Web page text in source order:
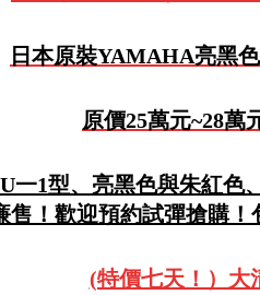
日本原裝YAMAHA亮黑
原價25萬元~28萬
一1型、亮黑色與朱紅
售！歡迎預約試彈搶購！
(特價七天！）大